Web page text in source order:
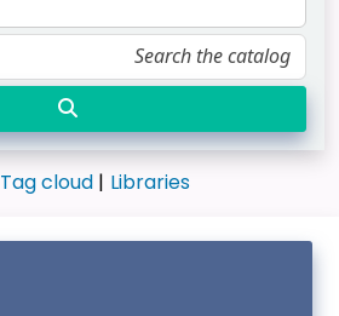
Tag cloud Libraries